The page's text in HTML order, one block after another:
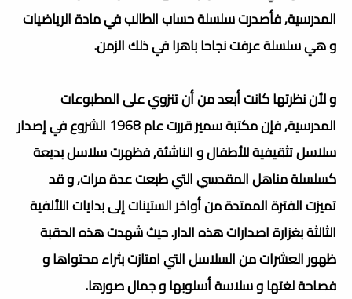
المدرسية, فأصدرت سلسلة حساب الطالب في مادة الرياضيات
و هي سلسلة عرفت نجاحا باهرا في ذلك الزمن.
و لأن نظرتها كانت أبعد من أن تنزوي على المطبوعات
المدرسية, فإن مكتبة سمير قررت عام 1968 الشروع في إصدار
سلاسل تثقيفية للأطفال و الناشئة, فظهرت سلاسل بديعة
كسلسلة مناهل المقدسي التي طبعت عدة مرات, و قد
تميزت الفترة الممتدة من أواخر الستينات إلى بدايات اللألفية
الثالثة بغزارة اصدارات هذه الدار. حيث شهدت هذه الحقبة
ظهور العشرات من السلاسل التي امتازت بثراء محتواها و
فصاحة لغتها و سلاسة أسلوبها و جمال صورها.